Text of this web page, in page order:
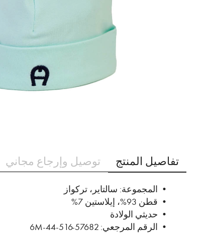
بداية
معرض
تفاصيل المنتج
• المجموعة: سالتاير، تركواز
• قطن 93%، إيلاستين 7%
• حديثي الولادة
• الرقم المرجعي: 57682-516-44-6M
توصيل وإرجاع مجاني